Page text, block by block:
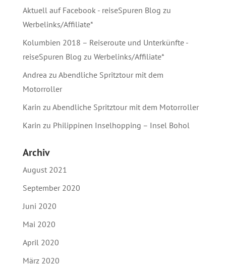
Aktuell auf Facebook - reiseSpuren Blog zu
Werbelinks/Affiliate*
Kolumbien 2018 – Reiseroute und Unterkünfte -
reiseSpuren Blog zu Werbelinks/Affiliate*
Andrea zu Abendliche Spritztour mit dem
Motorroller
Karin zu Abendliche Spritztour mit dem Motorroller
Karin zu Philippinen Inselhopping – Insel Bohol
Archiv
August 2021
September 2020
Juni 2020
Mai 2020
April 2020
März 2020